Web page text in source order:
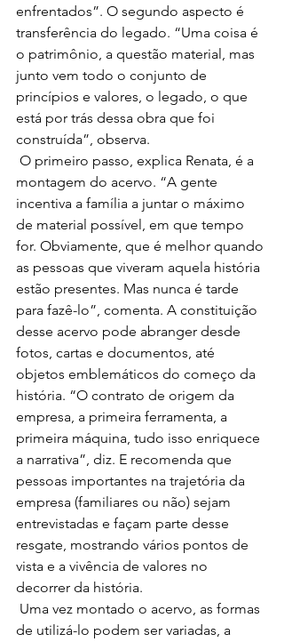
enfrentados”. O segundo aspecto é
transferência do legado. “Uma coisa é
o patrimônio, a questão material, mas
junto vem todo o conjunto de
princípios e valores, o legado, o que
está por trás dessa obra que foi
construída”, observa.
montagem do acervo. “A gente
incentiva a família a juntar o máximo
de material possível, em que tempo
for. Obviamente, que é melhor quando
as pessoas que viveram aquela história
estão presentes. Mas nunca é tarde
para fazê-lo”, comenta. A constituição
desse acervo pode abranger desde
fotos, cartas e documentos, até
objetos emblemáticos do começo da
história. “O contrato de origem da
empresa, a primeira ferramenta, a
primeira máquina, tudo isso enriquece
a narrativa”, diz. E recomenda que
pessoas importantes na trajetória da
empresa (familiares ou não) sejam
entrevistadas e façam parte desse
resgate, mostrando vários pontos de
vista e a vivência de valores no
decorrer da história.
de utilizá-lo podem ser variadas, a